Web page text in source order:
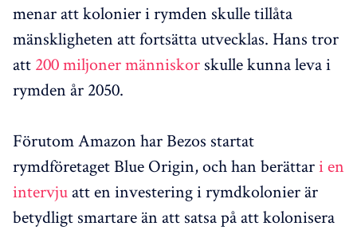
menar att kolonier i rymden skulle tillåta
mänskligheten att fortsätta utvecklas. Hans tror
att 200 miljoner människor skulle kunna leva i
rymden år 2050.
Förutom Amazon har Bezos startat
rymdföretaget Blue Origin, och han berättari en
intervju att en investering i rymdkolonier är
betydligt smartare än att satsa på att kolonisera